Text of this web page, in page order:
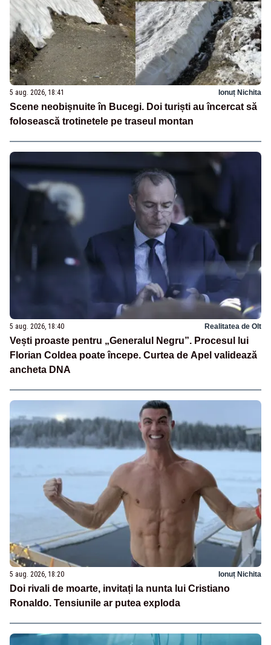
5 aug. 2026, 18:41 Ionuț Nichita
Scene neobișnuite în Bucegi. Doi turiști au încercat să
folosească trotinetele pe traseul montan
5 aug. 2026, 18:40 Realitatea de Olt
Vești proaste pentru „Generalul Negru”. Procesul lui
Florian Coldea poate începe. Curtea de Apel validează
ancheta DNA
5 aug. 2026, 18:20 Ionuț Nichita
Doi rivali de moarte, invitați la nunta lui Cristiano
Ronaldo. Tensiunile ar putea exploda